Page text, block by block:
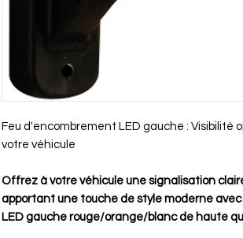
Feu d'encombrement LED gauche : Visibilité
votre véhicule
Offrez à votre véhicule une signalisation
apportant une touche de style moderne
LED gauche rouge/orange/blanc de haute